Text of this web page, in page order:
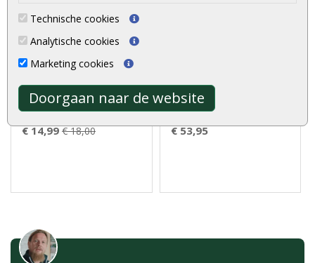
Technische cookies
Analytische cookies
Marketing cookies
Doorgaan naar de website
Hardhouten tuinpaal
azobé 6 x 6 x 275 cm
De Hardhouten Paal Azobé 6
x 6 x 275 cm Fijnbezaagd is
perfe..
€ 14,99 € 18,00
De Houten Palen
Geïmpregneerd Grenen 12 x
12 cm zijn ideaal ..
€ 53,95